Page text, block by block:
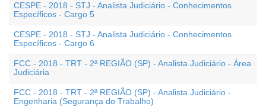
CESPE - 2018 - STJ - Analista Judiciário - Conhecimentos
Específicos - Cargo 5
CESPE - 2018 - STJ - Analista Judiciário - Conhecimentos
Específicos - Cargo 6
FCC - 2018 - TRT - 2ª REGIÃO (SP) - Analista Judiciário - Área
Judiciária
FCC - 2018 - TRT - 2ª REGIÃO (SP) - Analista Judiciário -
Engenharia (Segurança do Trabalho)